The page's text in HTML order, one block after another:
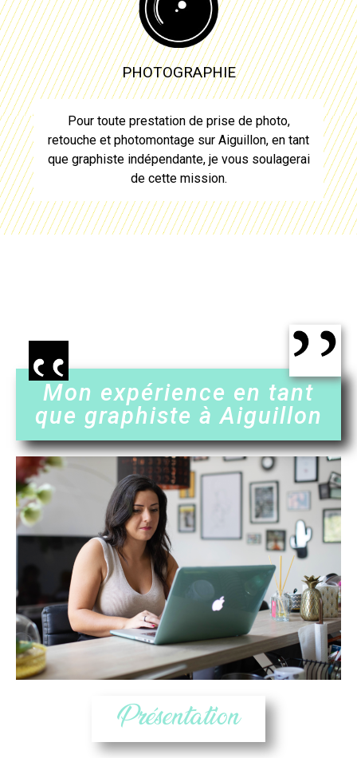
PHOTOGRAPHIE
Pour toute prestation de prise de photo,
retouche et photomontage sur Aiguillon, en tant
que graphisteindépendante, je vous soulagerai
de cette mission.
Mon expérience en tant
que graphiste à Aiguillon
Présentation